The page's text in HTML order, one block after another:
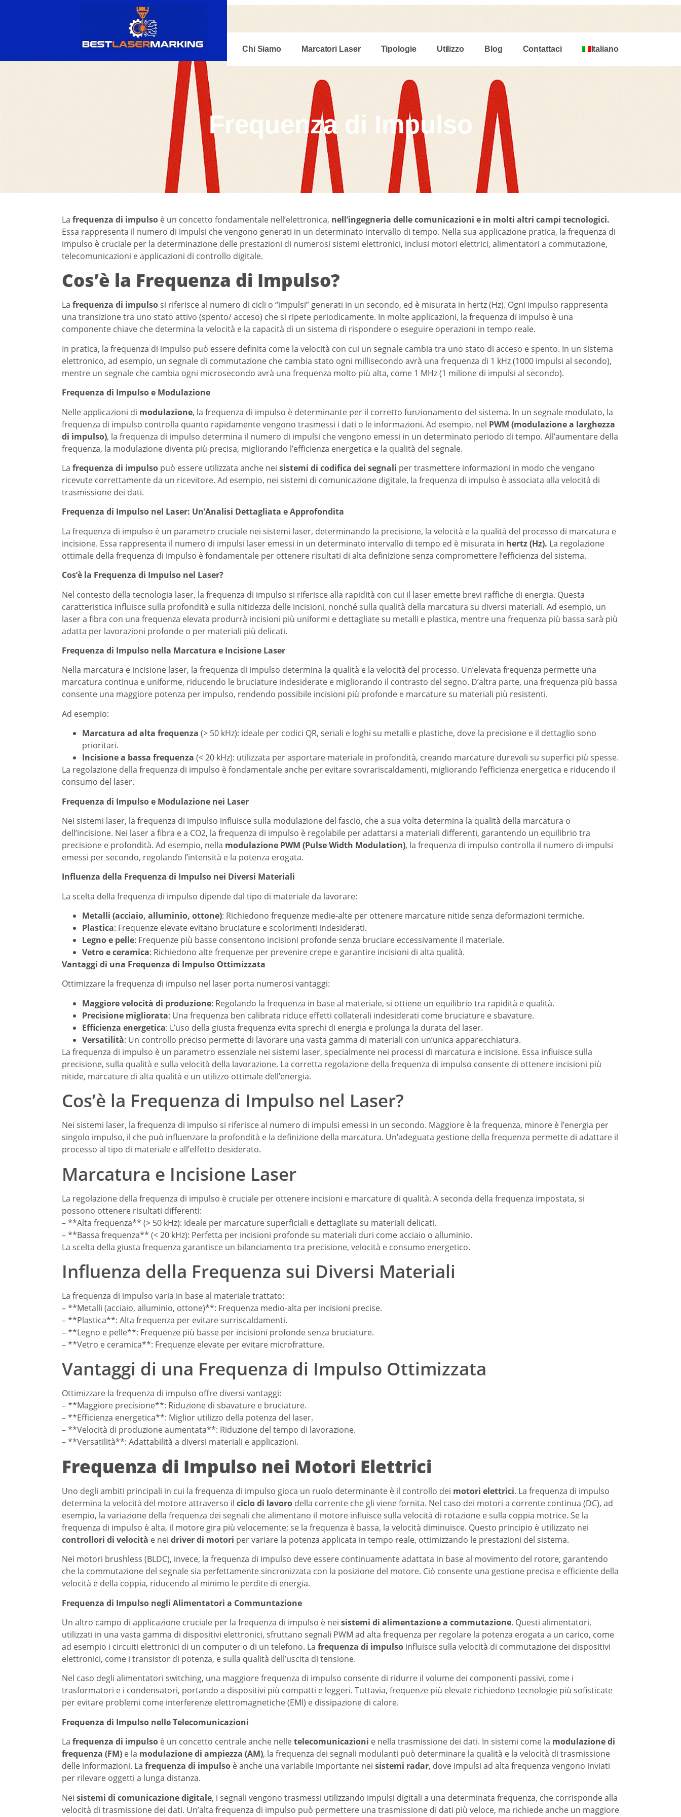
Chi Siamo Marcatori Laser Tipologie Utilizzo Blog Contattaci Italiano
Frequenza di Impulso
La frequenza di impulso è un concetto fondamentale nell’elettronica, nell’ingegneria delle comunicazioni e in molti altri campi tecnologici.
Essa rappresenta il numero di impulsi che vengono generati in un determinato intervallo di tempo. Nella sua applicazione pratica, la frequenza di
impulso è cruciale per la determinazione delle prestazioni di numerosi sistemi elettronici, inclusi motori elettrici, alimentatori a commutazione,
telecomunicazioni e applicazioni di controllo digitale.
Cos’è la Frequenza di Impulso?
La frequenza di impulsosi riferisce al numero di cicli o “impulsi” generati in un secondo, ed è misurata in hertz (Hz). Ogni impulso rappresenta
una transizione tra uno stato attivo (spento/ acceso) che si ripete periodicamente. In molte applicazioni, la frequenza di impulso è una
componente chiave che determina la velocità e la capacità di un sistema di rispondere o eseguire operazioni in tempo reale.
In pratica, la frequenza di impulso può essere definita come la velocità con cui un segnale cambia tra uno stato di acceso e spento. In un sistema
elettronico, ad esempio, un segnale di commutazione che cambia stato ogni millisecondo avrà una frequenza di 1 kHz (1000 impulsi al secondo),
mentre un segnale che cambia ogni microsecondo avrà una frequenza molto più alta, come 1 MHz (1 milione di impulsi al secondo).
Frequenza di Impulso e Modulazione
Nelle applicazioni di modulazione, la frequenza di impulso è determinante per il corretto funzionamento del sistema. In un segnale modulato, la
frequenza di impulso controlla quanto rapidamente vengono trasmessi i dati o le informazioni. Ad esempio, nel PWM (modulazione a larghezza
di impulso), la frequenza di impulso determina il numero di impulsi che vengono emessi in un determinato periodo di tempo. All’aumentare della
frequenza, la modulazione diventa più precisa, migliorando l’efficienza energetica e la qualità del segnale.
La frequenza di impulso può essere utilizzata anche nei sistemi di codifica dei segnali per trasmettere informazioni in modo che vengano
ricevute correttamente da un ricevitore. Ad esempio, nei sistemi di comunicazione digitale, la frequenza di impulso è associata alla velocità di
trasmissione dei dati.
Frequenza di Impulso nel Laser: Un’Analisi Dettagliata e Approfondita
La frequenza di impulso è un parametro cruciale nei sistemi laser, determinando la precisione, la velocità e la qualità del processo di marcatura e
incisione. Essa rappresenta il numero di impulsi laser emessi in un determinato intervallo di tempo ed è misurata in hertz (Hz). La regolazione
ottimale della frequenza di impulso è fondamentale per ottenere risultati di alta definizione senza compromettere l’efficienza del sistema.
Cos’è la Frequenza di Impulso nel Laser?
Nel contesto della tecnologia laser, la frequenza di impulso si riferisce alla rapidità con cui il laser emette brevi raffiche di energia. Questa
caratteristica influisce sulla profondità e sulla nitidezza delle incisioni, nonché sulla qualità della marcatura su diversi materiali. Ad esempio, un
laser a fibra con una frequenza elevata produrrà incisioni più uniformi e dettagliate su metalli e plastica, mentre una frequenza più bassa sarà più
adatta per lavorazioni profonde o per materiali più delicati.
Frequenza di Impulso nella Marcatura e Incisione Laser
Nella marcatura e incisione laser, la frequenza di impulso determina la qualità e la velocità del processo. Un’elevata frequenza permette una
marcatura continua e uniforme, riducendo le bruciature indesiderate e migliorando il contrasto del segno. D’altra parte, una frequenza più bassa
consente una maggiore potenza per impulso, rendendo possibile incisioni più profonde e marcature su materiali più resistenti.
Ad esempio:
Marcatura ad alta frequenza (> 50 kHz): ideale per codici QR, seriali e loghi su metalli e plastiche, dove la precisione e il dettaglio sono
prioritari.
Incisione a bassa frequenza (< 20 kHz): utilizzata per asportare materiale in profondità, creando marcature durevoli su superfici più spesse.
La regolazione della frequenza di impulso è fondamentale anche per evitare sovrariscaldamenti, migliorando l’efficienza energetica e riducendo il
consumo del laser.
Frequenza di Impulso e Modulazione nei Laser
Nei sistemi laser, la frequenza di impulso influisce sulla modulazione del fascio, che a sua volta determina la qualità della marcatura o
dell’incisione. Nei laser a fibra e a CO2, la frequenza di impulso è regolabile per adattarsi a materiali differenti, garantendo un equilibrio tra
precisione e profondità. Ad esempio, nella modulazione PWM (Pulse Width Modulation), la frequenza di impulso controlla il numero di impulsi
emessi per secondo, regolando l’intensità e la potenza erogata.
Influenza della Frequenza di Impulso nei Diversi Materiali
La scelta della frequenza di impulso dipende dal tipo di materiale da lavorare:
Metalli (acciaio, alluminio, ottone): Richiedono frequenze medie-alte per ottenere marcature nitide senza deformazioni termiche.
Plastica: Frequenze elevate evitano bruciature e scolorimenti indesiderati.
Legno e pelle: Frequenze più basse consentono incisioni profonde senza bruciare eccessivamente il materiale.
Vetro e ceramica: Richiedono alte frequenze per prevenire crepe e garantire incisioni di alta qualità.
Vantaggi di una Frequenza di Impulso Ottimizzata
Ottimizzare la frequenza di impulso nel laser porta numerosi vantaggi:
Maggiore velocità di produzione: Regolando la frequenza in base al materiale, si ottiene un equilibrio tra rapidità e qualità.
Precisione migliorata: Una frequenza ben calibrata riduce effetti collaterali indesiderati come bruciature e sbavature.
Efficienza energetica: L’uso della giusta frequenza evita sprechi di energia e prolunga la durata del laser.
Versatilità: Un controllo preciso permette di lavorare una vasta gamma di materiali con un’unica apparecchiatura.
La frequenza di impulso è un parametro essenziale nei sistemi laser, specialmente nei processi di marcatura e incisione. Essa influisce sulla
precisione, sulla qualità e sulla velocità della lavorazione. La corretta regolazione della frequenza di impulso consente di ottenere incisioni più
nitide, marcature di alta qualità e un utilizzo ottimale dell’energia.
Cos’è la Frequenza di Impulso nel Laser?
Nei sistemi laser, la frequenza di impulso si riferisce al numero di impulsi emessi in un secondo. Maggiore è la frequenza, minore è l’energia per
singolo impulso, il che può influenzare la profondità e la definizione della marcatura. Un’adeguata gestione della frequenza permette di adattare il
processo al tipo di materiale e all’effetto desiderato.
Marcatura e Incisione Laser
La regolazione della frequenza di impulso è cruciale per ottenere incisioni e marcature di qualità. A seconda della frequenza impostata, si
possono ottenere risultati differenti:
– **Alta frequenza** (> 50 kHz): Ideale per marcature superficiali e dettagliate su materiali delicati.
– **Bassa frequenza** (< 20 kHz): Perfetta per incisioni profonde su materiali duri come acciaio o alluminio.
La scelta della giusta frequenza garantisce un bilanciamento tra precisione, velocità e consumo energetico.
Influenza della Frequenza sui Diversi Materiali
La frequenza di impulso varia in base al materiale trattato:
– **Metalli (acciaio, alluminio, ottone)**: Frequenza medio-alta per incisioni precise.
– **Plastica**: Alta frequenza per evitare surriscaldamenti.
– **Legno e pelle**: Frequenze più basse per incisioni profonde senza bruciature.
– **Vetro e ceramica**: Frequenze elevate per evitare microfratture.
Vantaggi di una Frequenza di Impulso Ottimizzata
Ottimizzare la frequenza di impulso offre diversi vantaggi:
– **Maggiore precisione**: Riduzione di sbavature e bruciature.
– **Efficienza energetica**: Miglior utilizzo della potenza del laser.
– **Velocità di produzione aumentata**: Riduzione del tempo di lavorazione.
– **Versatilità**: Adattabilità a diversi materiali e applicazioni.
Frequenza di Impulso nei Motori Elettrici
Uno degli ambiti principali in cui la frequenza di impulso gioca un ruolo determinante è il controllo dei motori elettrici. La frequenza di impulso
determina la velocità del motore attraverso il ciclo di lavoro della corrente che gli viene fornita. Nel caso dei motori a corrente continua (DC), ad
esempio, la variazione della frequenza dei segnali che alimentano il motore influisce sulla velocità di rotazione e sulla coppia motrice. Se la
frequenza di impulso è alta, il motore gira più velocemente; se la frequenza è bassa, la velocità diminuisce. Questo principio è utilizzato nei
controllori di velocità e nei driver di motori per variare la potenza applicata in tempo reale, ottimizzando le prestazioni del sistema.
Nei motori brushless (BLDC), invece, la frequenza di impulso deve essere continuamente adattata in base al movimento del rotore, garantendo
che la commutazione del segnale sia perfettamente sincronizzata con la posizione del motore. Ciò consente una gestione precisa e efficiente della
velocità e della coppia, riducendo al minimo le perdite di energia.
Frequenza di Impulso negli Alimentatori a Communtazione
Un altro campo di applicazione cruciale per la frequenza di impulso è nei sistemi di alimentazione a commutazione. Questi alimentatori,
utilizzati in una vasta gamma di dispositivi elettronici, sfruttano segnali PWM ad alta frequenza per regolare la potenza erogata a un carico, come
ad esempio i circuiti elettronici di un computer o di un telefono. La frequenza di impulso influisce sulla velocità di commutazione dei dispositivi
elettronici, come i transistor di potenza, e sulla qualità dell’uscita di tensione.
Nel caso degli alimentatori switching, una maggiore frequenza di impulso consente di ridurre il volume dei componenti passivi, come i
trasformatori e i condensatori, portando a dispositivi più compatti e leggeri. Tuttavia, frequenze più elevate richiedono tecnologie più sofisticate
per evitare problemi come interferenze elettromagnetiche (EMI) e dissipazione di calore.
Frequenza di Impulso nelle Telecomunicazioni
La frequenza di impulso è un concetto centrale anche nelletelecomunicazioni e nella trasmissione dei dati. In sistemi come la modulazione di
frequenza (FM) e la modulazione di ampiezza (AM), la frequenza dei segnali modulanti può determinare la qualità e la velocità di trasmissione
delle informazioni. La frequenza di impulso è anche una variabile importante nei sistemi radar, dove impulsi ad alta frequenza vengono inviati
per rilevare oggetti a lunga distanza.
Nei sistemi di comunicazione digitale, i segnali vengono trasmessi utilizzando impulsi digitali a una determinata frequenza, che corrisponde alla
velocità di trasmissione dei dati. Un’alta frequenza di impulso può permettere una trasmissione di dati più veloce, ma richiede anche un maggiore